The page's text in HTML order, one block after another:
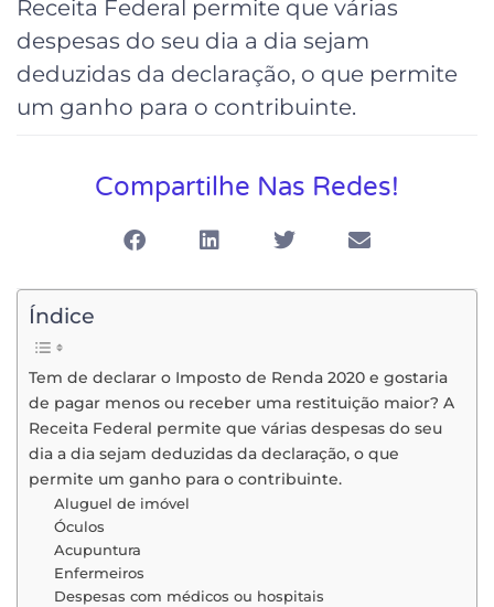
Receita Federal permite que várias
despesas do seu dia a dia sejam
deduzidas da declaração, o que permite
um ganho para o contribuinte.
Compartilhe Nas Redes!
Índice
Tem de declarar o Imposto de Renda 2020 e gostaria
de pagar menos ou receber uma restituição maior? A
Receita Federal permite que várias despesas do seu
dia a dia sejam deduzidas da declaração, o que
permite um ganho para o contribuinte.
Aluguel de imóvel
Óculos
Acupuntura
Enfermeiros
Despesas com médicos ou hospitais